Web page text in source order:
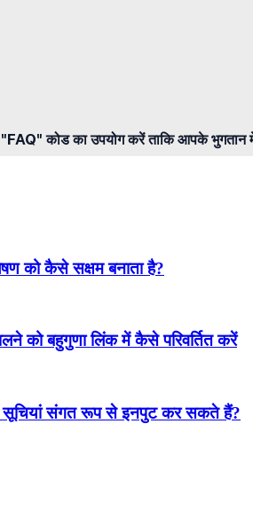
कोड का उपयोग करें ताकि आपके भुगतान
को कैसे सक्षम बनाता है?
को बहुगुणा लिंक में कैसे परिवर्तित करें
सूचियां संगत रूप से इनपुट कर सकते हैं?